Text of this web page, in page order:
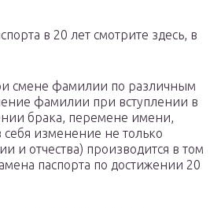
в 20 лет смотрите здесь, в
смене фамилии по различным
фамилии при вступлении в
брака, перемене имени,
себя изменение не только
и отчества) производится в том
паспорта по достижении 20